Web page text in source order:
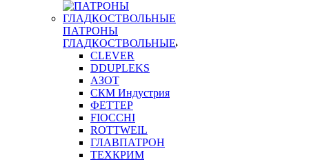
ПАТРОНЫ
ГЛАДКОСТВОЛЬНЫЕ
CLEVER
DDUPLEKS
АЗОТ
СКМ Индустрия
ФЕТТЕР
FIOCCHI
ROTTWEIL
ГЛАВПАТРОН
ТЕХКРИМ